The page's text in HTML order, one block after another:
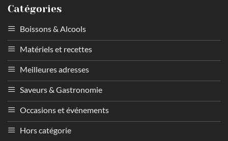
Catégories
Boissons & Alcools
Matériels et recettes
Meilleures adresses
Saveurs & Gastronomie
Occasions et événements
Hors catégorie